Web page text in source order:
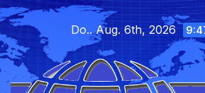
Skip
to
content
Do.. Aug. 6th, 2026